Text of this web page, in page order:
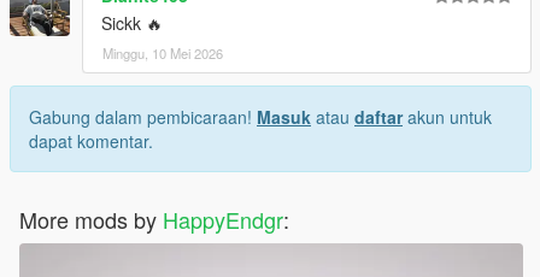
Sickk 🔥
Minggu, 10 Mei 2026
Gabung dalam pembicaraan! Masuk atau daftarakun untuk
dapat komentar.
More mods by HappyEndgr: